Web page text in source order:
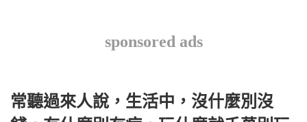
sponsored ads
常聽過來人說，生活中，沒什麼別沒